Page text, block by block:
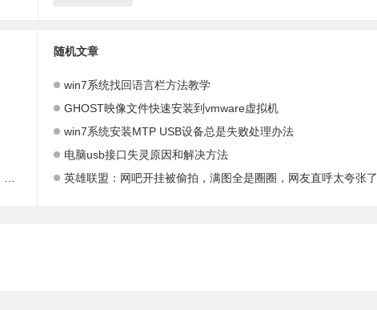
随机文章
win7系统找回语言栏方法教学
GHOST映像文件快速安装到vmware虚拟机
win7系统安装MTP USB设备总是失败处理办法
电脑usb接口失灵原因和解决方法
英雄联盟：网吧开挂被偷拍，满图全是圈圈，网友直呼太夸张了